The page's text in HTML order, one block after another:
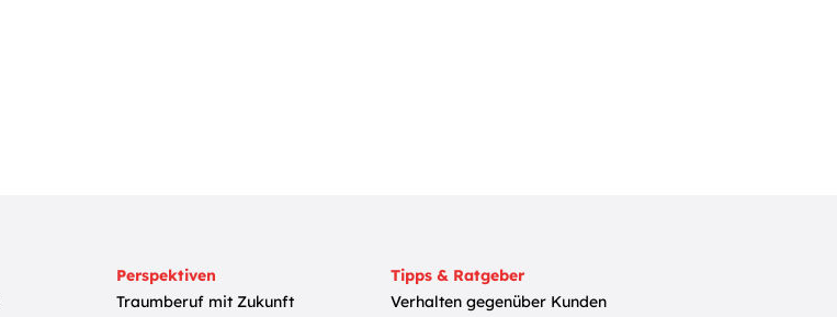
Perspektiven
Traumberuf mit Zukunft
Tipps & Ratgeber
Verhalten gegenüber Kunden